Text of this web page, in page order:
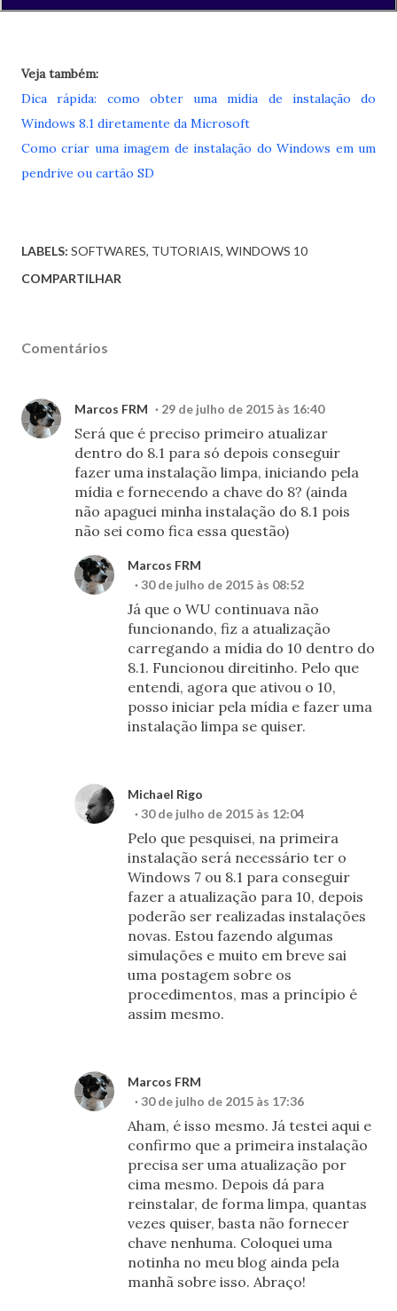
Veja também:
Dica rápida: como obter uma mídia de instalação do
Windows 8.1 diretamente da Microsoft
Como criar uma imagem de instalação do Windows em um
pendrive ou cartão SD
LABELS: SOFTWARES TUTORIAIS WINDOWS 10
COMPARTILHAR
Comentários
Marcos FRM 29 de julho de 2015 às 16:40
Será que é preciso primeiro atualizar
dentro do 8.1 para só depois conseguir
fazer uma instalação limpa, iniciando pela
mídia e fornecendo a chave do 8? (ainda
não apaguei minha instalação do 8.1 pois
não sei como fica essa questão)
Marcos FRM
30 de julho de 2015 às 08:52
Já que o WU continuava não
funcionando, fiz a atualização
carregando a mídia do 10 dentro do
8.1. Funcionou direitinho. Pelo que
entendi, agora que ativou o 10,
posso iniciar pela mídia e fazer uma
instalação limpa se quiser.
Michael Rigo
30 de julho de 2015 às 12:04
Pelo que pesquisei, na primeira
instalação será necessário ter o
Windows 7 ou 8.1 para conseguir
fazer a atualização para 10, depois
poderão ser realizadas instalações
novas. Estou fazendo algumas
simulações e muito em breve sai
uma postagem sobre os
procedimentos, mas a princípio é
assim mesmo.
Marcos FRM
30 de julho de 2015 às 17:36
Aham, é isso mesmo. Já testei aqui e
confirmo que a primeira instalação
precisa ser uma atualização por
cima mesmo. Depois dá para
reinstalar, de forma limpa, quantas
vezes quiser, basta não fornecer
chave nenhuma. Coloquei uma
notinha no meu blog ainda pela
manhã sobre isso. Abraço!